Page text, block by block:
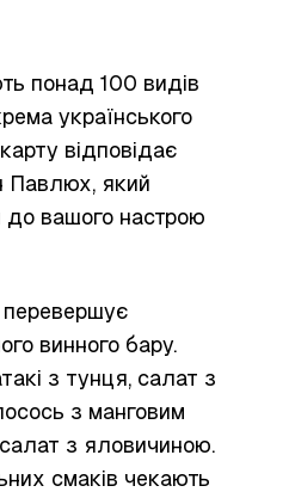
понад 100 видів
українського
відповідає
Павлюх, який
до вашого настрою
винного бару.
з тунця, салат з
з манговим
з яловичиною.
смаків чекають